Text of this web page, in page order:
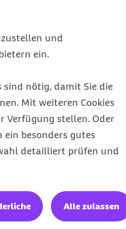
und
ein.
sind nötig, damit Sie die
Mit weiteren Cookies
Verfügung stellen. Oder
besonders gutes
detailliert prüfen und
Alle zulassen